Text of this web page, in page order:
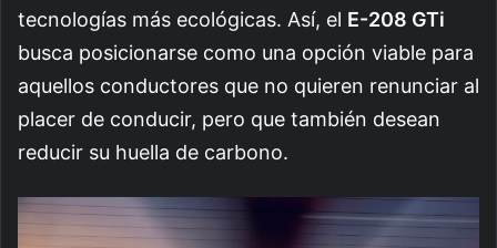
tecnologías más ecológicas. Así, el E-208 GTi
busca posicionarse como una opción viable para
aquellos conductores que no quieren renunciar al
placer de conducir, pero que también desean
reducir su huella de carbono.